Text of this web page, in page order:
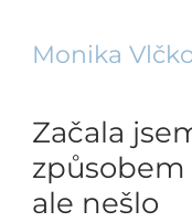
Monika
Začala
ale nešlo